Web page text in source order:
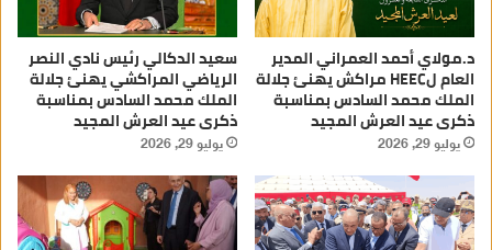
د.مولاي أحمد العمراني المدير
العام لHEEC مراكش يهنئ جلالة
الملك محمد السادس بمناسبة
ذكرى عيد العرش المجيد
يوليو 29, 2026
سعيد الدكالي رئيس نادي النصر
الرياضي المراكشي يهنئ جلالة
الملك محمد السادس بمناسبة
ذكرى عيد العرش المجيد
يوليو 29, 2026